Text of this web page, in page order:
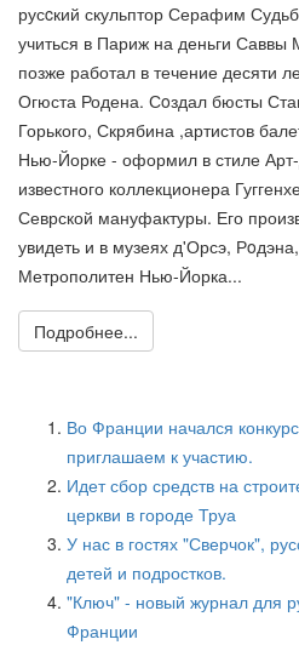
русcкий скульптор Серафим
учиться в Париж на деньги Саввы
позже работал в течение десяти
Огюста Родена. Сoздал бюсты
Горького, Скрябина ,артистов
Нью-Йорке - оформил в стиле
известного коллекционера
Севрской мануфактуры. Его
увидеть и в музеях д'Орсэ,
Метрополитен Нью-Йорка...
Подробнее...
Во Франции начался
приглашаем к участию.
Идет сбор средств на
церкви в городе Труа
У нас в гостях "Сверчок",
детей и подростков.
"Ключ" - новый журнал для
Франции